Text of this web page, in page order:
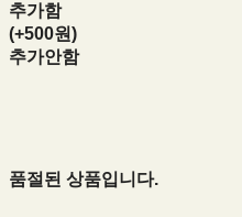
추가함
(+500원)
추가안함
품절된 상품입니다.